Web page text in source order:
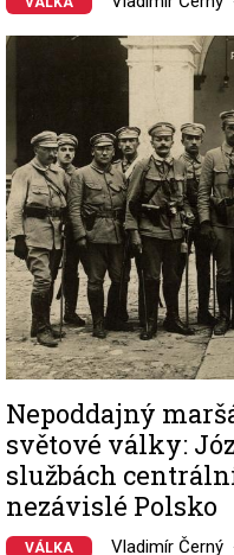
Image
Nepoddajný
světové války:
službách
nezávislé Polsko
VÁLKA Vladimír Černý